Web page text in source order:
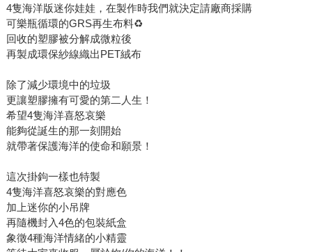
4隻海洋版迷你娃娃，在製作時我們就決定請廠商採購
可樂瓶循環的GRS再生布料♻️
回收的塑膠被分解成微粒後
再製成環保紗線織出PET絨布
除了減少環境中的垃圾
更讓塑膠擁有可愛的第二人生！
希望4隻海洋喜怒哀樂
能夠從誕生的那一刻開始
就帶著保護海洋的使命和願景！
這次掛鉤一樣也特製
4隻海洋喜怒哀樂的對應色
加上迷你的小吊牌
再隨機封入4色的包裝紙盒
象徵4種海洋情緒的小精靈